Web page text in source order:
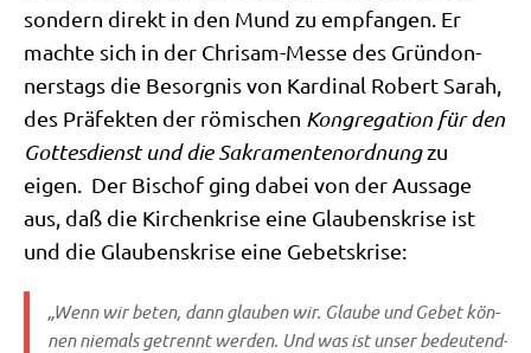
son­dern direkt in den Mund zu emp­fan­gen. Er
mach­te sich in der Chri­sam-Mes­se des Grün­don­
ners­tags die Besorg­nis von Kar­di­nal Robert Sarah,
des Prä­fek­ten der römi­schen Kon­gre­ga­ti­on für den
Got­tes­dienst und die Sakra­men­ten­ord­nungzu
eigen. Der Bischof ging dabei von der Aus­sa­ge
aus, daß die Kir­chen­kri­se eine Glau­bens­kri­se ist
und die Glau­bens­kri­se eine Gebetskrise:
„Wenn wir beten, dann glau­ben wir. Glau­be und Gebet kön­
nen nie­mals getrennt wer­den. Und was ist unser bedeu­tend­